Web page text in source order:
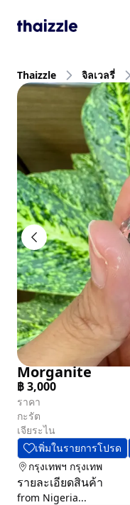
Thaizzle จิลเวลรี่
Morganite
฿3,000
ราคา
กะรัต
เจียระไน
เพิ่มในรายการโปรด
กรุงเทพฯ กรุงเทพ
รายละเอียดสินค้า
from Nigeria...